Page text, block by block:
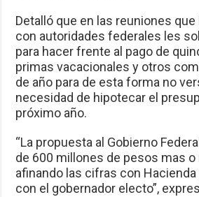
Detalló que en las reuniones
con autoridades federales les
para hacer frente al pago de
primas vacacionales y otros
de año para de esta forma no
necesidad de hipotecar el
próximo año.
“La propuesta al Gobierno
de 600 millones de pesos mas
afinando las cifras con
con el gobernador electo”,